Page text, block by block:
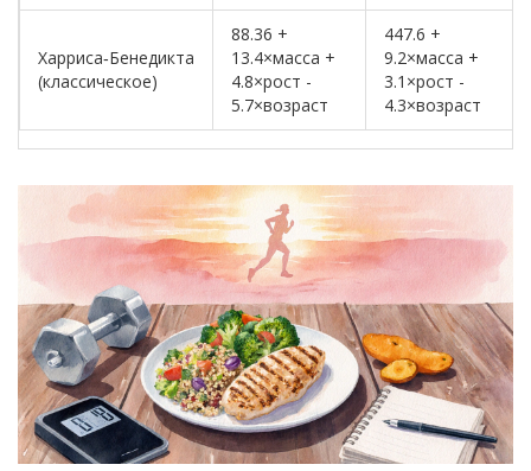
Харриса‑Бенедикта
(классическое)
88.36 +
13.4×массa +
4.8×рост -
5.7×возраст
447.6 +
9.2×массa +
3.1×рост -
4.3×возраст